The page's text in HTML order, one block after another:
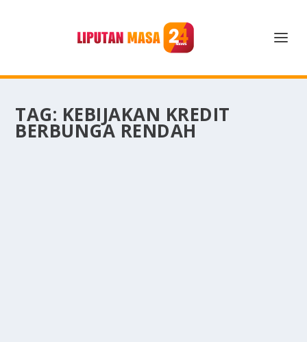
TAG: KEBIJAKAN KREDIT
BERBUNGA RENDAH